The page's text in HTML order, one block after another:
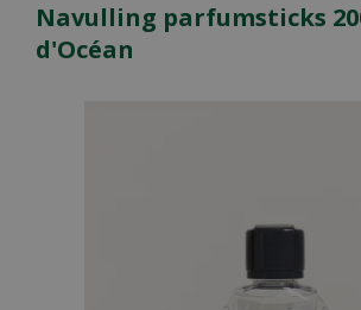
Navulling parfumsticks
d'Océan